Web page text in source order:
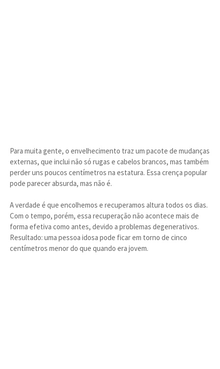
Para muita gente, o envelhecimento traz um pacote de mudanças
externas, que inclui não só rugas e cabelos brancos, mas também
perder uns poucos centímetros na estatura. Essa crença popular
pode parecer absurda, mas não é.
A verdade é que encolhemos e recuperamos altura todos os dias.
Com o tempo, porém, essa recuperação não acontece mais de
forma efetiva como antes, devido a problemas degenerativos.
Resultado: uma pessoa idosa pode ficar em torno de cinco
centímetros menor do que quando era jovem.